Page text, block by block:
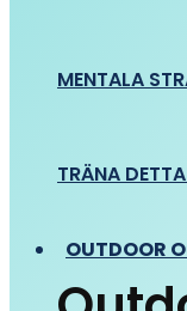
MENTALA
TRÄNA
OUTDOOR